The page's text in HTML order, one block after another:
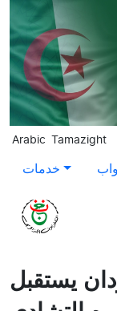
Skip to main
Arabic Tamazight
خدمات
يستقبل